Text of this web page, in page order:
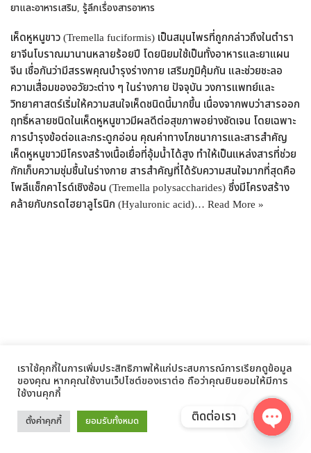
ยาและอาหารเสริม, รู้ลึกเรื่องสารอาหาร
เห็ดหูหนูขาว (Tremella fuciformis) เป็นสมุนไพรที่ถูกกล่าวถึงในตำรา
ยาจีนโบราณมานานหลายร้อยปี โดยนิยมใช้เป็นทั้งอาหารและยาแผน
จีน เชื่อกันว่ามีสรรพคุณบำรุงร่างกาย เสริมภูมิคุ้มกัน และช่วยชะลอ
ความเสื่อมของอวัยวะต่าง ๆ ในร่างกาย ปัจจุบัน วงการแพทย์และ
วิทยาศาสตร์เริ่มให้ความสนใจเห็ดชนิดนี้มากขึ้น เนื่องจากพบว่าสารออก
ฤทธิ์หลายชนิดในเห็ดหูหนูขาวมีผลดีต่อสุขภาพอย่างชัดเจน โดยเฉพาะ
การบำรุงข้อต่อและกระดูกอ่อน คุณค่าทางโภชนาการและสารสำคัญ
เห็ดหูหนูขาวมีโครงสร้างเนื้อเยื่อที่อุ้มน้ำได้สูง ทำให้เป็นแหล่งสารที่ช่วย
กักเก็บความชุ่มชื้นในร่างกาย สารสำคัญที่ได้รับความสนใจมากที่สุดคือ
โพลีแซ็กคาไรด์เชิงซ้อน (Tremella polysaccharides) ซึ่งมีโครงสร้าง
คล้ายกับกรดไฮยาลูโรนิก (Hyaluronic acid)… Read More »
เราใช้คุกกี้ในการเพิ่มประสิทธิภาพให้แก่ประสบการณ์การเรียกดูข้อมูล
ของคุณ หากคุณใช้งานเว็ปไซต์ของเราต่อ ถือว่าคุณยินยอมให้มีการ
ใช้งานคุกกี้
ตั้งค่าคุกกี้ ยอมรับทั้งหมด ติดต่อเรา